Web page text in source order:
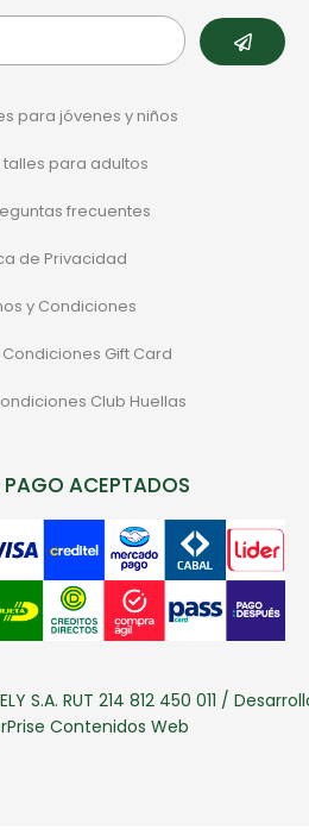
para jóvenes y niños
talles para adultos
frecuentes
de Privacidad
y Condiciones
Gift Card
Club Huellas
PAGO ACEPTADOS
S.A. RUT 214 812 450 011 /
Contenidos Web